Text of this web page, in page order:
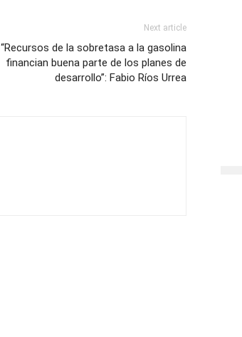
Next article
“Recursos de la sobretasa a la gasolina
financian buena parte de los planes de
desarrollo”: Fabio Ríos Urrea